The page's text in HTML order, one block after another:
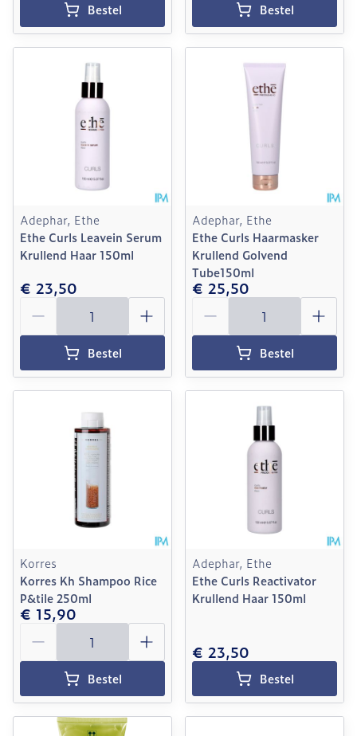
Bestel Bestel
Adephar, Ethe
Ethe Curls Leavein Serum
Krullend Haar 150ml
€ 23,50
Aantal
Bestel
Adephar, Ethe
Ethe Curls Haarmasker
Krullend Golvend
Tube150ml
€ 25,50
Aantal
Bestel
Korres
Korres Kh Shampoo Rice
P&tile 250ml
€ 15,90
Aantal
Bestel
Adephar, Ethe
Ethe Curls Reactivator
Krullend Haar 150ml
€ 23,50
Bestel